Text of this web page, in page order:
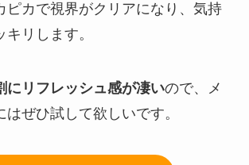
ピカで視界がクリアになり、気持
リします。
にリフレッシュ感が凄いので、メ
はぜひ試して欲しいです。